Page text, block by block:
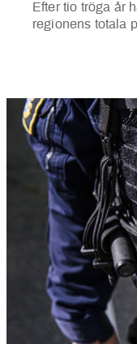
Efter tio tröga år
regionens totala